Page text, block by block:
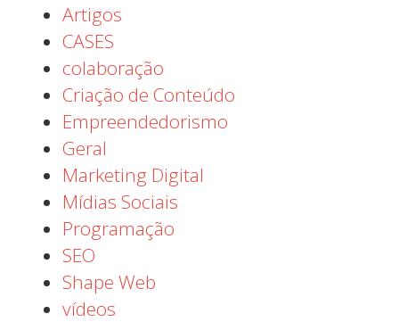
Artigos
CASES
colaboração
Criação de Conteúdo
Empreendedorismo
Geral
Marketing Digital
Mídias Sociais
Programação
SEO
Shape Web
vídeos